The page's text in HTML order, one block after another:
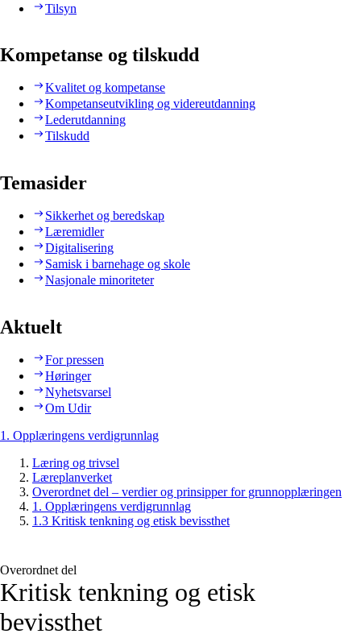
Tilsyn
Kompetanse og tilskudd
Kvalitet og kompetanse
Kompetanseutvikling og videreutdanning
Lederutdanning
Tilskudd
Temasider
Sikkerhet og beredskap
Læremidler
Digitalisering
Samisk i barnehage og skole
Nasjonale minoriteter
Aktuelt
For pressen
Høringer
Nyhetsvarsel
Om Udir
1. Opplæringens verdigrunnlag
Læring og trivsel
Læreplanverket
Overordnet del – verdier og prinsipper for grunnopplæringen
1. Opplæringens verdigrunnlag
1.3 Kritisk tenkning og etisk bevissthet
Overordnet del
Kritisk tenkning og etisk
bevissthet